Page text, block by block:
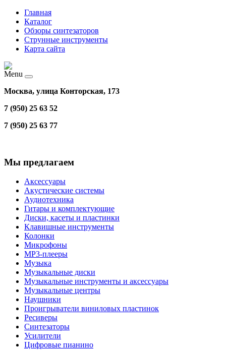
Главная
Каталог
Обзоры синтезаторов
Струнные инструменты
Карта сайта
Menu
Москва, улица Конторская, 173
7 (950) 25 63 52
7 (950) 25 63 77
Мы предлагаем
Аксессуары
Акустические системы
Аудиотехника
Гитары и комплектующие
Диски, касеты и пластинки
Клавишные инструменты
Колонки
Микрофоны
МР3-плееры
Музыка
Музыкальные диски
Музыкальные инструменты и аксессуары
Музыкальные центры
Наушники
Проигрыватели виниловых пластинок
Ресиверы
Синтезаторы
Усилители
Цифровые пианино